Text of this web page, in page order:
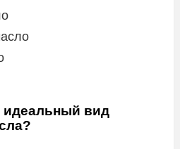
идеальный вид